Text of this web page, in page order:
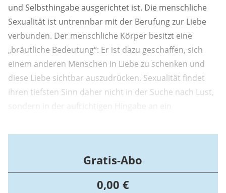
und Selbsthingabe ausgerichtet ist. Die menschliche
Sexualität ist untrennbar mit der Berufung zur Liebe
verbunden. Der menschliche Körper besitzt eine
„bräutliche Bedeutung“: Er ist dazu geschaffen, sich
einem anderen Menschen in Liebe zu schenken und
diese Liebe sichtbar auszudrücken. Sexualität findet
ihren tiefsten Sinn daher nicht in der Suche nach Lust,
sondern in der aufrichtigen Hingabe an ein
Gratis-Abo
0,00 €